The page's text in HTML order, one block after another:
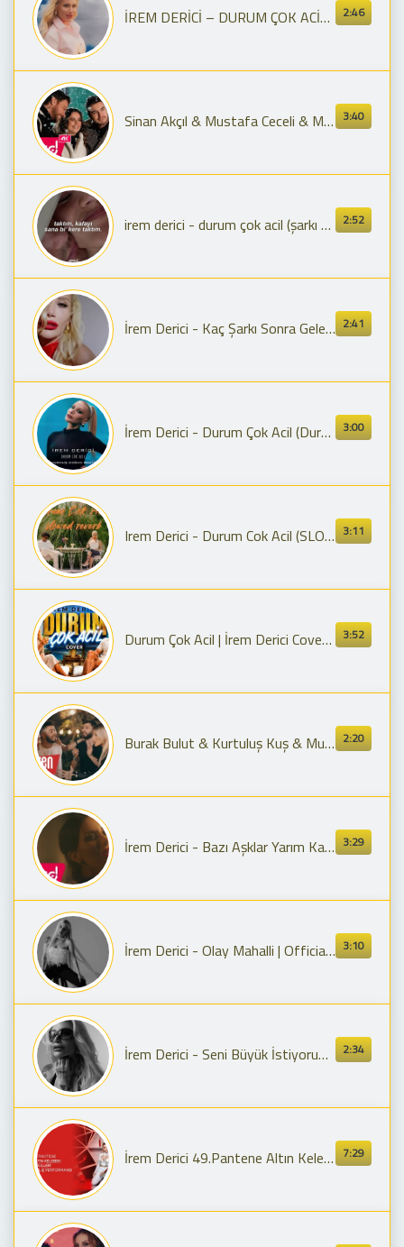
2:46
İREM DERİCİ – DURUM ÇOK ACİL (Baris Bakir Remix)
3:40
Sinan Akçıl & Mustafa Ceceli & Merve Özbey - Durum Çok Acil
2:52
irem derici - durum çok acil (şarkı sözleri) | taktım, sana kafayı bi kere taktım
2:41
İrem Derici - Kaç Şarkı Sonra Geleceksen Gel | Official Audio
3:00
İrem Derici - Durum Çok Acil (Durmuş Doğan Remix)
3:11
Irem Derici - Durum Cok Acil (SLOWED-REVERB)
3:52
Durum Çok Acil | İrem Derici Cover Tam Versiyon | #bulutmusic27
2:20
Burak Bulut & Kurtuluş Kuş & Mustafa Ceceli feat. İrem Derici - Rastgele
3:29
İrem Derici - Bazı Aşklar Yarım Kalmalı
3:10
İrem Derici - Olay Mahalli | Official Audio
2:34
İrem Derici - Seni Büyük İstiyorum | Official Audio
7:29
İrem Derici 49.Pantene Altın Kelebek Ödülleri Açılış Performansı